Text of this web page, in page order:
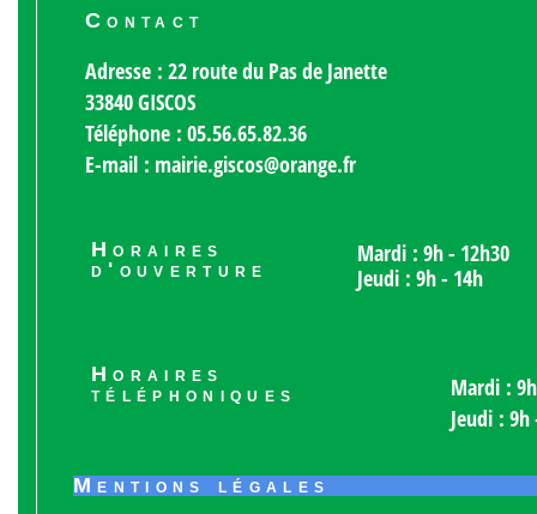
Contact
Adresse : 22 route du Pas de Janette
33840 GISCOS
Téléphone : 05.56.65.82.36
E-mail : mairie.giscos@orange.fr
Horaires
d'ouverture
Mardi : 9h - 12h30
Jeudi : 9h - 14h
Horaires
téléphoniques
Mardi :
Jeudi : 9h
Mentions légales